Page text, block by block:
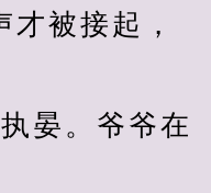
被接起，
晏。爷爷在